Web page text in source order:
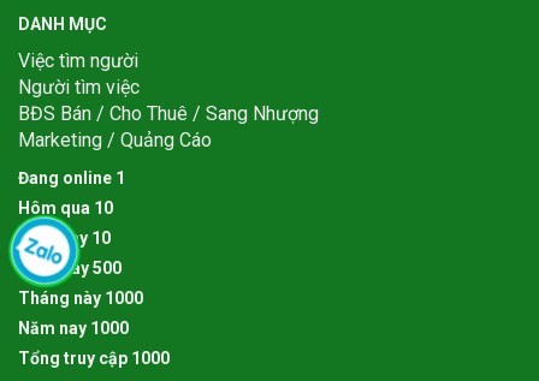
DANH MỤC
Việc tìm người
Người tìm việc
BĐS Bán / Cho Thuê / Sang Nhượng
Marketing / Quảng Cáo
Đang online 1
Hôm qua 10
Hôm nay 10
Tuần này500
Tháng này 1000
Năm nay 1000
Tổng truy cập 1000